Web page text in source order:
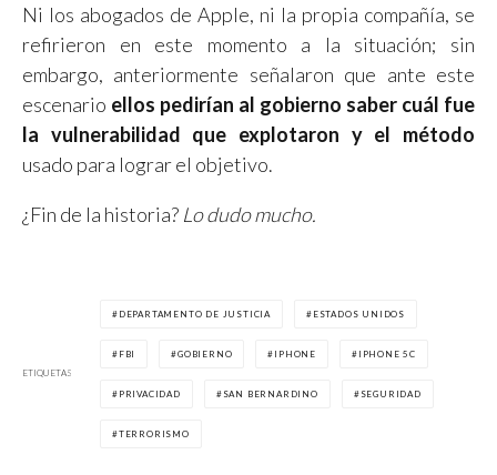
Ni los abogados de Apple, ni la propia compañía, se
refirieron en este momento a la situación; sin
embargo, anteriormente señalaron que ante este
escenario ellos pedirían al gobierno saber cuál fue
la vulnerabilidad que explotaron y el método
usado para lograr el objetivo.
¿Fin de la historia? Lo dudo mucho.
ETIQUETAS
DEPARTAMENTO DE JUSTICIA ESTADOS UNIDOS
FBI GOBIERNO IPHONE IPHONE 5C
PRIVACIDAD SAN BERNARDINO SEGURIDAD
TERRORISMO